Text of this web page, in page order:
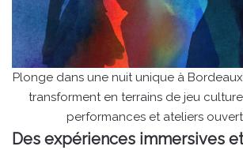
Plonge dans une nuit unique à
transforment en terrains de jeu
performances et ateliers
Des expériences immersives et